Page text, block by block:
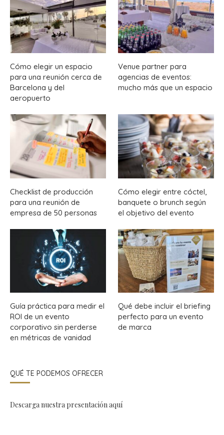
Cómo elegir un espacio
para una reunión cerca de
Barcelona y del
aeropuerto
Venue partner para
agencias de eventos:
mucho más que un espacio
Checklist de producción
para una reunión de
empresa de 50 personas
Cómo elegir entre cóctel,
banquete o brunch según
el objetivo del evento
Guía práctica para medir el
ROI de un evento
corporativo sin perderse
en métricas de vanidad
Qué debe incluir el briefing
perfecto para un evento
de marca
QUÉ TE PODEMOS OFRECER
Descarga nuestra presentaciónaquí